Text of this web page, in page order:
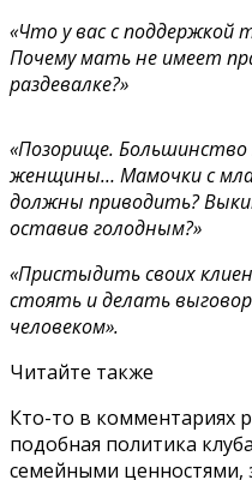
«Что у вас с поддержкой
Почему мать не имеет
раздевалке?»
«Позорище.
женщины… Мамочки с
должны приводить?
оставив голодным?»
«Пристыдить своих
стоять и делать
человеком».
Читайте также
Кто-то в комментариях
подобная политика
семейными ценностями,